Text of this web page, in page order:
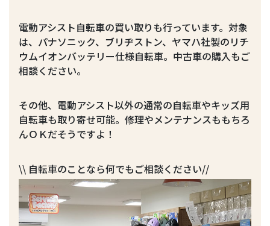
電動アシスト自転車の買い取りも行っています。対象
は、パナソニック、ブリヂストン、ヤマハ社製のリチ
ウムイオンバッテリー仕様自転車。中古車の購入もご
相談ください。
その他、電動アシスト以外の通常の自転車やキッズ用
自転車も取り寄せ可能。修理やメンテナンスももちろ
んＯＫだそうですよ！
\\ 自転車のことなら何でもご相談ください//